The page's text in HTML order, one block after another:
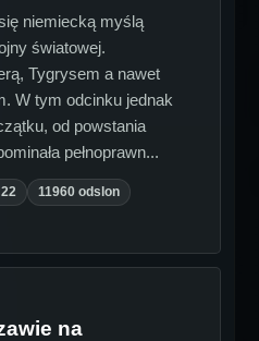
niemiecką myślą
światowej.
Tygrysem a nawet
W tym odcinku jednak
od powstania
pełnoprawn...
11960 odslon
na